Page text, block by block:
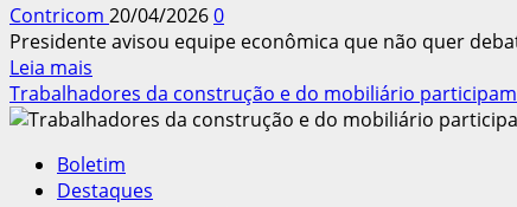
defesa
do
fim
da
escala
6×1:
‘Tempo
Contricom 20/04/20260
Presidente avisou equipe econômica que não quer
Leia mais
mais
sobre
prevê
judicialização
Trabalhadores da construção e do mobiliário participam
Boletim
Destaques